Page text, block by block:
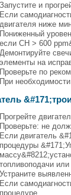
Запустите и
Если
двигателя ниже
Пониженный
если CH > 600
Демонтируйте
элементы на
Проверьте по
При
Прогрейте
Проверьте: не
Если двигатель
процедуры
топливоподачи или
Устраните
Если
процедуре.